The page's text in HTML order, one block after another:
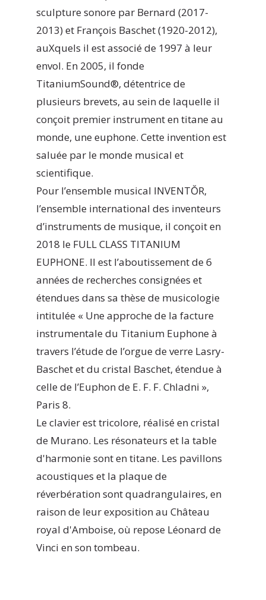
sculpture sonore par Bernard (2017-
2013) et François Baschet (1920-2012),
auXquels il est associé de 1997 à leur
envol. En 2005, il fonde
TitaniumSound®, détentrice de
plusieurs brevets, au sein de laquelle il
conçoit premier instrument en titane au
monde, une euphone. Cette invention est
saluée par le monde musical et
scientifique.
Pour l’ensemble musical INVENTŎR,
l’ensemble international des inventeurs
d’instruments de musique, il conçoit en
2018 le FULL CLASS TITANIUM
EUPHONE. Il est l’aboutissement de 6
années de recherches consignées et
étendues dans sa thèse de musicologie
intitulée « Une approche de la facture
instrumentale du Titanium Euphone à
travers l’étude de l’orgue de verre Lasry-
Baschet et du cristal Baschet, étendue à
celle de l’Euphon de E. F. F. Chladni »,
Paris 8.
Le clavier est tricolore, réalisé en cristal
de Murano. Les résonateurs et la table
d'harmonie sont en titane. Les pavillons
acoustiques et la plaque de
réverbération sont quadrangulaires, en
raison de leur exposition au Château
royal d'Amboise, où repose Léonard de
Vinci en son tombeau.